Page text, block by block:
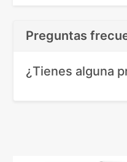
Preguntas
¿Tienes alguna